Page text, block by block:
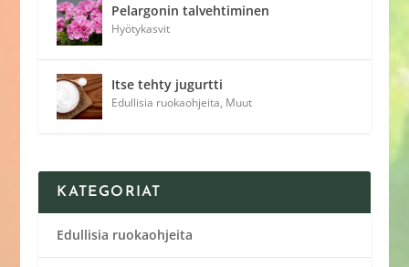
Pelargonin talvehtiminen
Hyötykasvit
Itse tehty jugurtti
Edullisia ruokaohjeita, Muut
KATEGORIAT
Edullisia ruokaohjeita